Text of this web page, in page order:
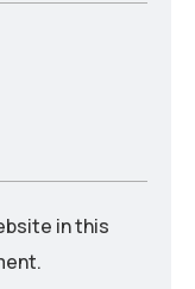
in this